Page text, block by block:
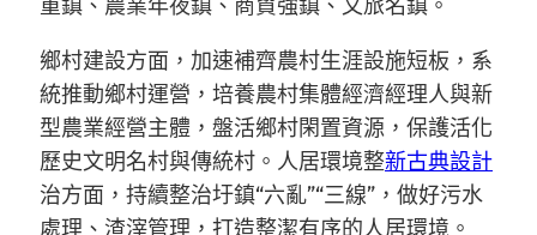
重鎮、農業年夜鎮、商貿強鎮、文旅名鎮。
鄉村建設方面，加速補齊農村生涯設施短板，系
統推動鄉村運營，培養農村集體經濟經理人與新
型農業經營主體，盤活鄉村閑置資源，保護活化
歷史文明名村與傳統村。人居環境整新古典設計
治方面，持續整治圩鎮“六亂”“三線”，做好污水
處理、渣滓管理，打造整潔有序的人居環境。